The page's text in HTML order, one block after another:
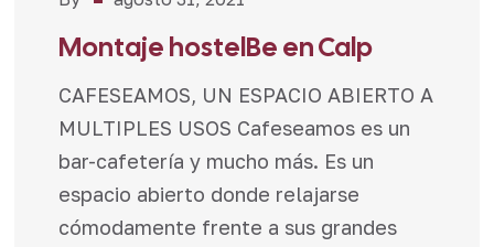
Bar-
Cafetería
Proyectos
Montaje hostelBe en Calp
CAFESEAMOS, UN ESPACIO ABIERTO A
MULTIPLES USOS Cafeseamos es un
bar-cafetería y mucho más. Es un
espacio abierto donde relajarse
cómodamente frente a sus grandes